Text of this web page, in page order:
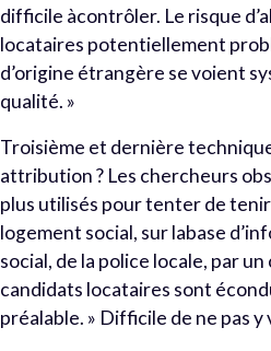
difficile àcontrôler. Le risque
locataires potentiellement
d’origine étrangère se voient
qualité. »
Troisième et dernière
attribution ? Les chercheurs
plus utilisés pour tenter de
logement social, sur labase
social, de la police locale, par
candidats locataires sont
préalable. » Difficile de ne pas